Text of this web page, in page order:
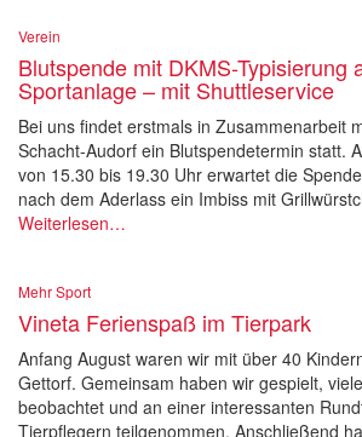
Verein
Blutspende mit DKMS-Typisierung
Sportanlage – mit Shuttleservice
Bei uns findet erstmals in Zusammenarbeit
Schacht-Audorf ein Blutspendetermin statt.
von 15.30 bis 19.30 Uhr erwartet die
nach dem Aderlass ein Imbiss mit
Weiterlesen…
Mehr Sport
Vineta Ferienspaß im Tierpark
Anfang August waren wir mit über 40
Gettorf. Gemeinsam haben wir gespielt,
beobachtet und an einer interessanten
Tierpflegern teilgenommen. Anschließend